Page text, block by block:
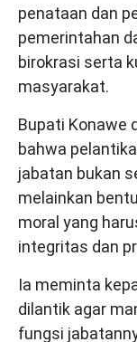
penataan dan
pemerintahan
birokrasi serta
masyarakat.
Bupati Konawe
bahwa
jabatan bukan
melainkan
moral yang
integritas dan
Ia meminta
dilantik agar
fungsi